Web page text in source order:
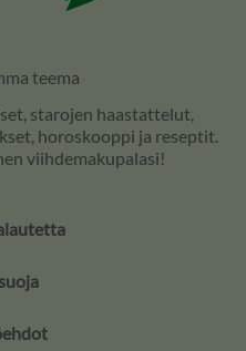
teema
starojen haastattelut,
horoskooppi ja reseptit.
viihdemakupalasi!